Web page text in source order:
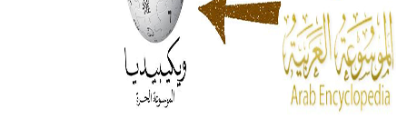
- هل تعلم أن المرجان إفراز حيواني يتكون في البحر ويتركب
من مادة كربونات الكلسيوم، وهو أحمر أو شديد الحمرة وهو
أجود أنواعه، ويمتاز بكبر الحجم ويسمى الش